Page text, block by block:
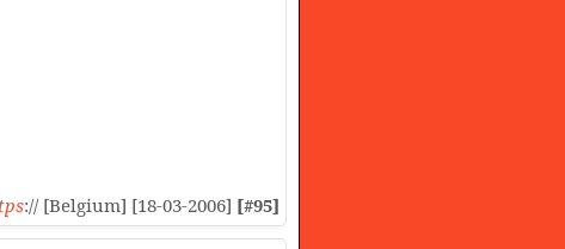
:// [Belgium] [18-03-2006] [#95]